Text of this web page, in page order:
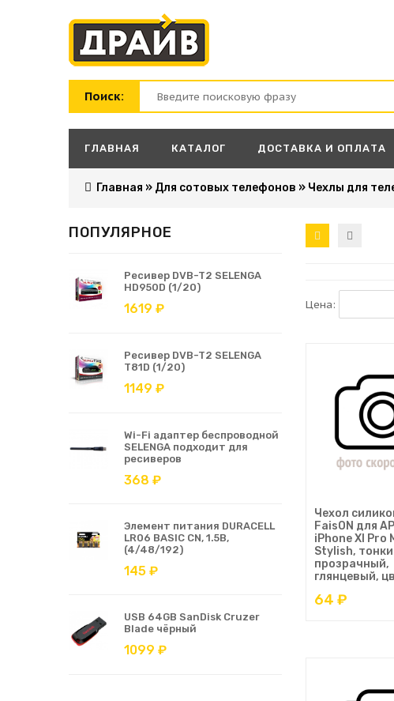
Поиск:
ГЛАВНАЯ КАТАЛОГ ДОСТАВКА И ОПЛАТА
Главная » Для сотовых телефонов » Чехлы для
Цена:
Чехол
FaisON для
iPhone XI Pro
Stylish,
прозрачный,
глянцевый,
64 ₽
ПОПУЛЯРНОЕ
Ресивер DVB-T2 SELENGA
HD950D (1/20)
1619 ₽
Ресивер DVB-T2 SELENGA
T81D (1/20)
1149 ₽
Wi-Fi адаптер беспроводной
SELENGA подходит для
ресиверов
368 ₽
Элемент питания DURACELL
LR06 BASIC CN, 1.5В,
(4/48/192)
145 ₽
USB 64GB SanDisk Cruzer
Blade чёрный
1099 ₽